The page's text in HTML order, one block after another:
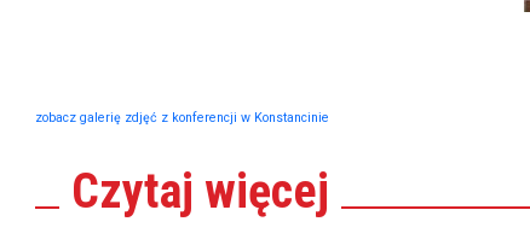
zobacz galerię zdjęć z konferencji w Konstancinie
Czytaj więcej